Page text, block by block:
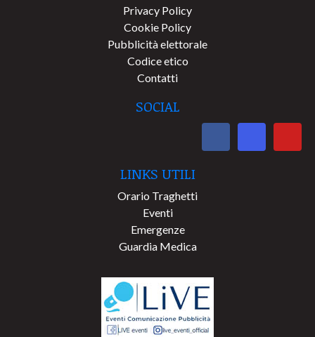
Privacy Policy
Cookie Policy
Pubblicità elettorale
Codice etico
Contatti
SOCIAL
LINKS UTILI
Orario Traghetti
Eventi
Emergenze
Guardia Medica